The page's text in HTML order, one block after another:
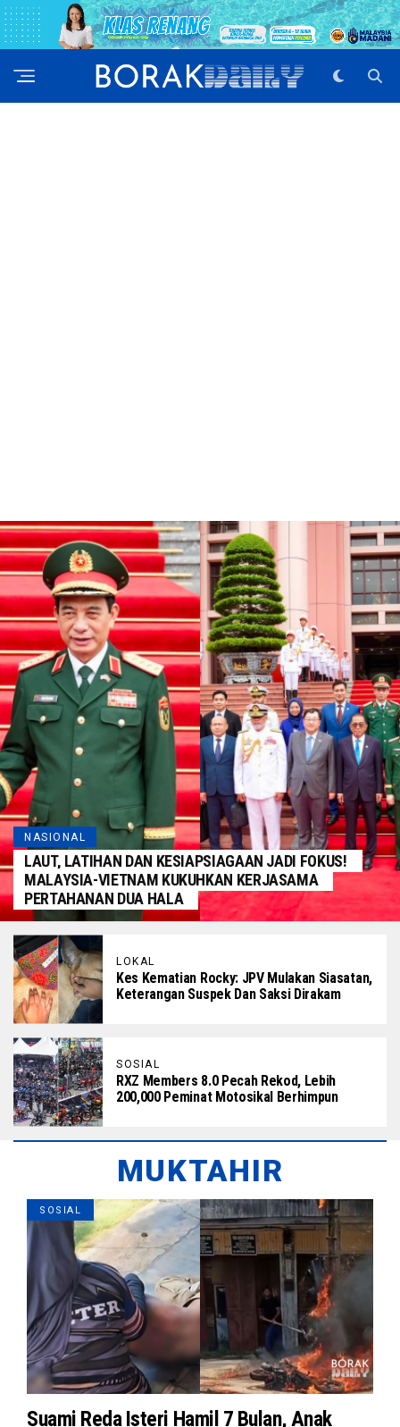
NASIONAL
LAUT, LATIHAN DAN KESIAPSIAGAAN JADI FOKUS!
MALAYSIA-VIETNAM KUKUHKAN KERJASAMA
PERTAHANAN DUA HALA
LOKAL
Kes Kematian Rocky: JPV Mulakan Siasatan,
Keterangan Suspek Dan Saksi Dirakam
SOSIAL
RXZ Members 8.0 Pecah Rekod, Lebih
200,000 Peminat Motosikal Berhimpun
MUKTAHIR
SOSIAL
Suami Reda Isteri Hamil 7 Bulan, Anak